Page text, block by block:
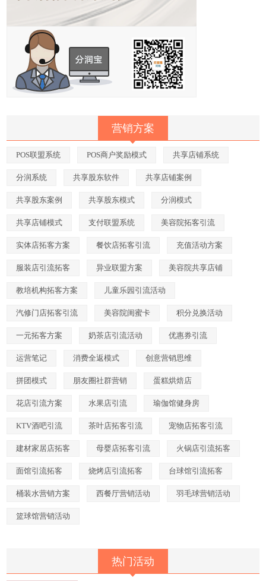
营销方案
POS联盟系统 POS商户奖励模式 共享店铺系统
分润系统 共享股东软件 共享店铺案例
共享股东案例 共享股东模式 分润模式
共享店铺模式 支付联盟系统 美容院拓客引流
实体店拓客方案 餐饮店拓客引流 充值活动方案
服装店引流拓客 异业联盟方案 美容院共享店铺
教培机构拓客方案 儿童乐园引流活动
汽修门店拓客引流 美容院闺蜜卡 积分兑换活动
一元拓客方案 奶茶店引流活动 优惠券引流
运营笔记 消费全返模式 创意营销思维
拼团模式 朋友圈社群营销 蛋糕烘焙店
花店引流方案 水果店引流 瑜伽馆健身房
KTV酒吧引流 茶叶店拓客引流 宠物店拓客引流
建材家居店拓客 母婴店拓客引流 火锅店引流拓客
面馆引流拓客 烧烤店引流拓客 台球馆引流拓客
桶装水营销方案 西餐厅营销活动 羽毛球营销活动
篮球馆营销活动
热门活动